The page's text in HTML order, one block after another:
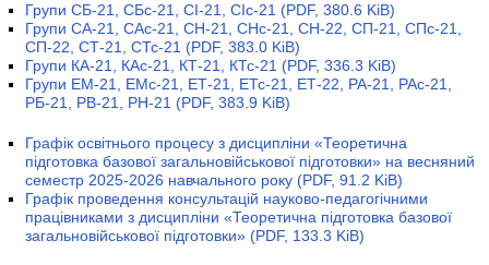
Групи СБ-21, СБс-21, СІ-21, СІс-21 (PDF, 380.6 KiB)
Групи СА-21, САс-21, СН-21, СНс-21, СН-22, СП-21, СПс-21,
СП-22, СТ-21, СТс-21 (PDF, 383.0 KiB)
Групи КА-21, КАс-21, КТ-21, КТс-21 (PDF, 336.3 KiB)
Групи ЕМ-21, ЕМс-21, ЕТ-21, ЕТс-21, ЕТ-22, РА-21, РАс-21,
РБ-21, РВ-21, РН-21 (PDF, 383.9 KiB)
Графік освітнього процесу з дисципліни «Теоретична
підготовка базової загальновійськової підготовки» на весняний
семестр 2025-2026 навчального року (PDF, 91.2 KiB)
Графік проведення консультацій науково-педагогічними
працівниками з дисципліни «Теоретична підготовка базової
загальновійськової підготовки» (PDF, 133.3 KiB)